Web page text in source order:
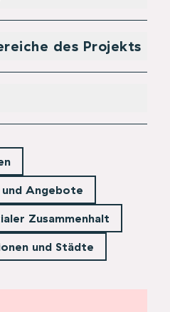
des Projekts
Angebote
Zusammenhalt
und Städte